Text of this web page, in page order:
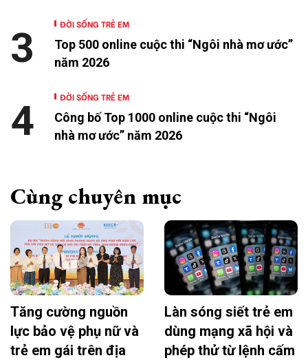
ĐỜI SỐNG TRẺ EM
Top 500 online cuộc thi “Ngôi nhà mơ ước”
năm 2026
3
ĐỜI SỐNG TRẺ EM
Công bố Top 1000 online cuộc thi “Ngôi
nhà mơ ước” năm 2026
4
Cùng chuyên mục
Tăng cường nguồn
lực bảo vệ phụ nữ và
trẻ em gái trên địa
Làn sóng siết trẻ em
dùng mạng xã hội và
phép thử từ lệnh cấm